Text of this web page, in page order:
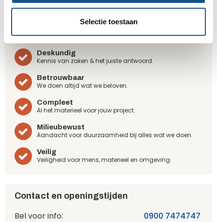
e
Selectie toestaan
Wij zijn Sijperda Verhuur!
Geruisloze service & 24/7 bereikbaar.
Deskundig
Kennis van zaken & het juiste antwoord.
Betrouwbaar
We doen altijd wat we beloven.
Compleet
Al het materieel voor jouw project.
Milieubewust
Aandacht voor duurzaamheid bij alles wat we doen.
Veilig
Veiligheid voor mens, materieel en omgeving.
Contact en openingstijden
Bel voor info:
0900 7474747